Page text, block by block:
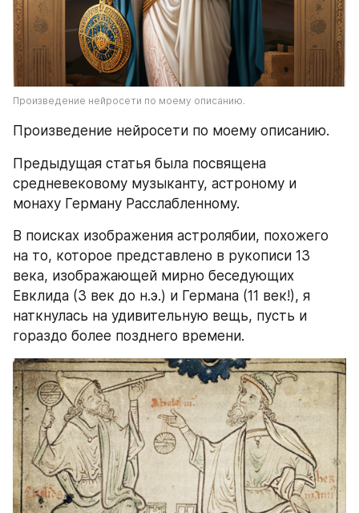
Произведение нейросети по моему описанию.
Произведение нейросети по моему описанию.
Предыдущая статья была посвящена
средневековому музыканту, астроному и
монаху Герману Расслабленному.
В поисках изображения астролябии, похожего
на то, которое представлено в рукописи 13
века, изображающей мирно беседующих
Евклида (3 век до н.э.) и Германа (11 век!), я
наткнулась на удивительную вещь, пусть и
гораздо более позднего времени.